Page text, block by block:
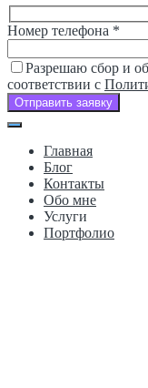
Номер телефона *
Разрешаю сбор и
соответствии с
Отправить заявку
Главная
Блог
Контакты
Обо мне
Услуги
Портфолио